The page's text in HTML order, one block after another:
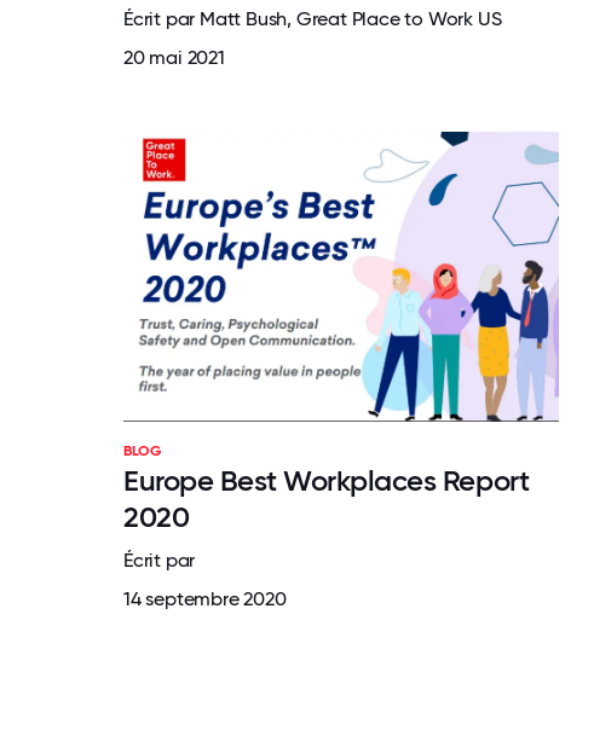
Écrit par Matt Bush, Great Place to Work US
20 mai 2021
BLOG
Europe Best Workplaces Report
2020
Écrit par
14 septembre 2020